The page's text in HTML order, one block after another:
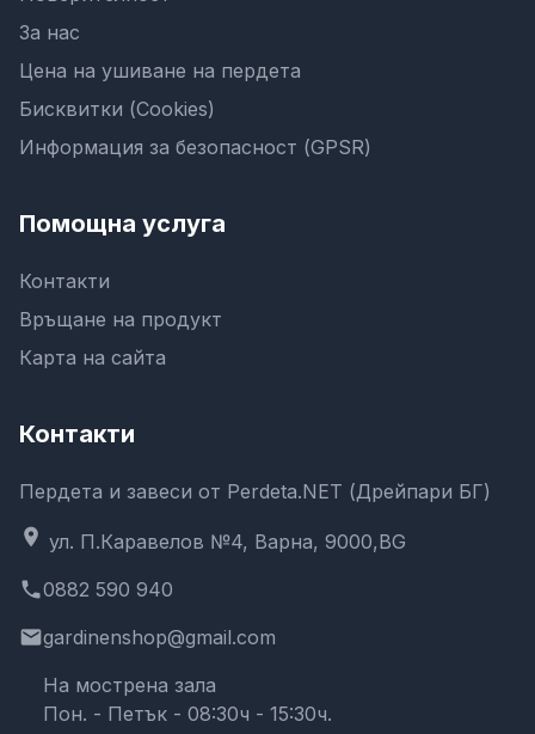
За нас
Цена на ушиване на пердета
Бисквитки (Cookies)
Информация за безопасност (GPSR)
Помощна услуга
Контакти
Връщане на продукт
Карта на сайта
Контакти
Пердета и завеси от Perdeta.NET (Дрейпари БГ)
location_on ул. П.Каравелов №4, Варна, 9000,BG
phone0882 590 940
emailgardinenshop@gmail.com
На мострена зала
Пон. - Петък - 08:30ч - 15:30ч.